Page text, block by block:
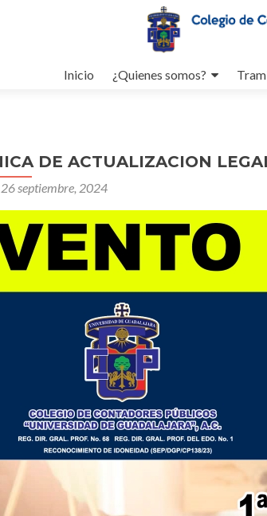
Inicio ¿Quienes somos?
DE ACTUALIZACION
26 septiembre, 2024